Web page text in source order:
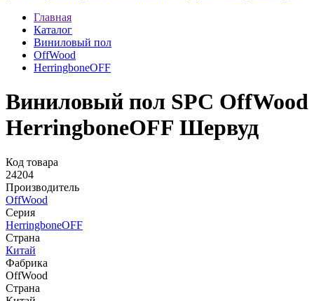
Главная
Каталог
Виниловый пол
OffWood
HerringboneOFF
Виниловый пол SPC OffWood
HerringboneOFF Шервуд
Код товара
24204
Производитель
OffWood
Серия
HerringboneOFF
Страна
Китай
Фабрика
OffWood
Страна